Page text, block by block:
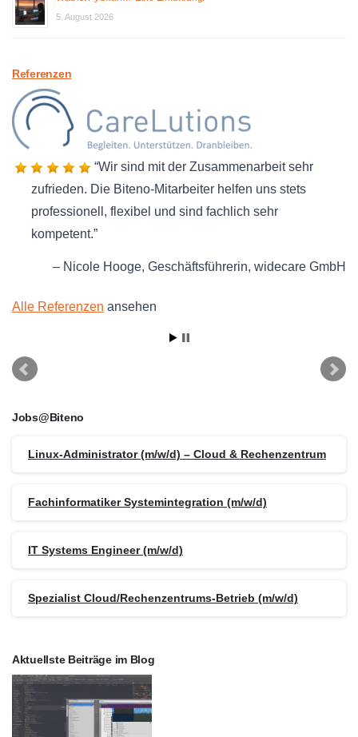
5. August 2026
Referenzen
Wir sind mit der Zusammenarbeit sehr
zufrieden. Die Biteno-Mitarbeiter helfen uns stets
professionell, flexibel und sind fachlich sehr
kompetent.
Nicole Hooge Geschäftsführerin widecare GmbH
Alle Referenzen ansehen
Jobs@Biteno
Linux-Administrator (m/w/d) – Cloud & Rechenzentrum
Fachinformatiker Systemintegration (m/w/d)
IT Systems Engineer (m/w/d)
Spezialist Cloud/Rechenzentrums-Betrieb (m/w/d)
Aktuellste Beiträge im Blog